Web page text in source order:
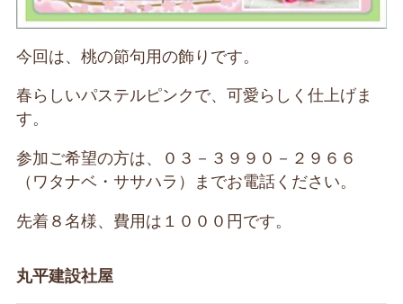
今回は、桃の節句用の飾りです。
春らしいパステルピンクで、可愛らしく仕上げま
す。
参加ご希望の方は、０３－３９９０－２９６６
（ワタナベ・ササハラ）までお電話ください。
先着８名様、費用は１０００円です。
丸平建設社屋